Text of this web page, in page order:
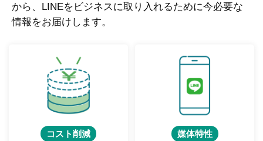
から、LINEをビジネスに取り入れるために今必要な
情報をお届けします。
コスト削減 媒体特性